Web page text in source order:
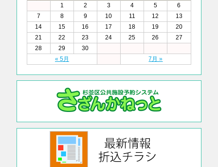
1 2 3 4 5
6
7
8 9 10 11 12
13
14
15 16 17 18 19
20
21
22 23 24 25 26
27
28
29
30
« 5月
7月 »